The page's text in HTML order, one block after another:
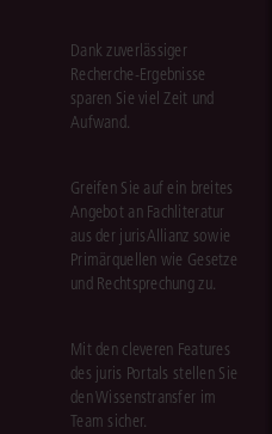
Dank zuverlässiger
Recherche-Ergebnisse
sparen Sie viel Zeit und
Aufwand.
Greifen Sie auf ein breites
Angebot an Fachliteratur
aus der jurisAllianz sowie
Primärquellen wie Gesetze
und Rechtsprechung zu.
Mit den cleveren Features
des juris Portals stellen Sie
den Wissenstransfer im
Team sicher.